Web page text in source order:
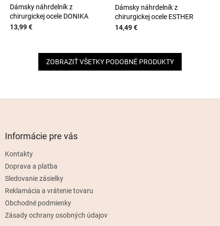
Dámsky náhrdelník z
chirurgickej ocele DONIKA
13,99 €
Dámsky náhrdelník z
chirurgickej ocele ESTHER
14,49 €
ZOBRAZIŤ VŠETKY PODOBNÉ PRODUKTY
Informácie pre vás
Kontakty
Doprava a platba
Sledovanie zásielky
Reklamácia a vrátenie tovaru
Obchodné podmienky
Zásady ochrany osobných údajov